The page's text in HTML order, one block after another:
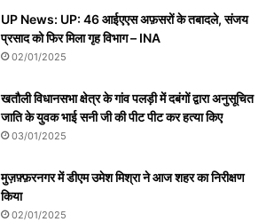
UP News: UP: 46 आईएएस अफ़सरों के तबादले, संजय
प्रसाद को फिर मिला गृह विभाग – INA
02/01/2025
खतौली विधानसभा क्षेत्र के गांव पलड़ी में दबंगों द्वारा अनुसूचित
जाति के युवक भाई सनी जी की पीट पीट कर हत्या किए
03/01/2025
मुज़फ़्फ़रनगर में डीएम उमेश मिश्रा ने आज शहर का निरीक्षण
किया
02/01/2025